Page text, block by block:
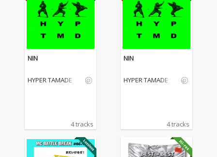
NIN
HYPER TAMADE
4 tracks
NIN
HYPER TAMADE
4 tracks